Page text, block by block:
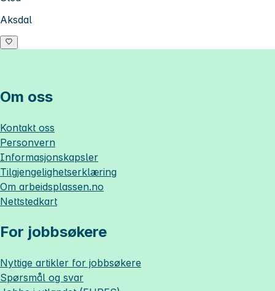
Aksdal
Om oss
Kontakt oss
Personvern
Informasjonskapsler
Tilgjengelighetserklæring
Om arbeidsplassen.no
Nettstedkart
For jobbsøkere
Nyttige artikler for jobbsøkere
Spørsmål og svar